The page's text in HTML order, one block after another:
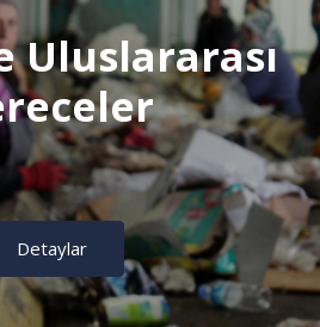
Uluslararası
Detaylar